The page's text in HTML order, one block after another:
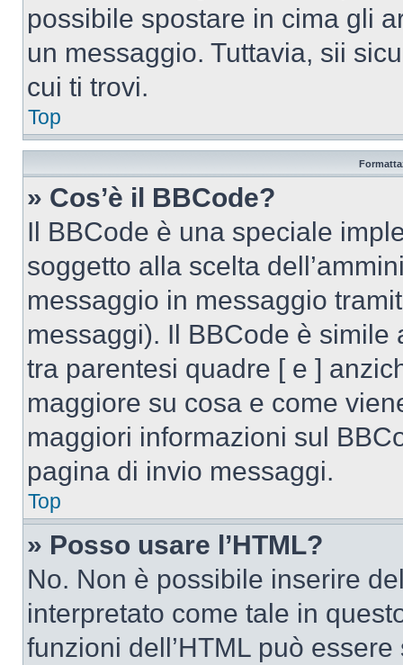
possibile spostare in cima gli
un messaggio. Tuttavia, sii
cui ti trovi.
Top
» Cos’è il BBCode?
Il BBCode è una speciale
soggetto alla scelta
messaggio in messaggio
messaggi). Il BBCode è simile
tra parentesi quadre [ e ]
maggiore su cosa e come
maggiori informazioni sul
pagina di invio messaggi.
Top
» Posso usare l’HTML?
No. Non è possibile inserire
interpretato come tale in
funzioni dell’HTML può